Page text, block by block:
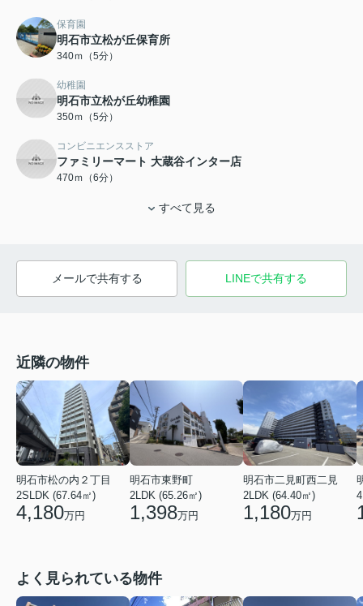
保育園
明石市立松が丘保育所
340ｍ（5分）
幼稚園
明石市立松が丘幼稚園
350ｍ（5分）
コンビニエンスストア
ファミリーマート 大蔵谷インター店
470ｍ（6分）
すべて見る
メールで共有する LINEで共有する
近隣の物件
明石市松の内２丁目
2SLDK (67.64㎡)
4,180万円
明石市東野町
2LDK (65.26㎡)
1,398万円
明石市二見町西二見
2LDK (64.40㎡)
1,180万円
よく見られている物件